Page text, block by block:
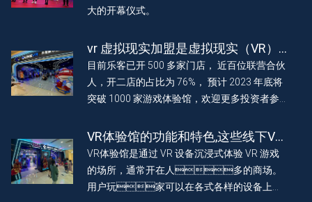
大的开幕仪式。
vr 虚拟现实加盟是虚拟现实（VR）
技术的商业化突破点吗？
目前乐客已开 500 多家门店， 近百位联营合伙
人，开二店的占比为 76%， 预计 2023 年底将
突破 1000 家游戏体验馆，欢迎更多投资者参
营”大计。
VR体验馆的功能和特色,这些线下VR
体验馆你去过吗?
VR体验馆是通过 VR 设备沉浸式体验 VR 游戏
的场所，通常开在人多的商场。
用户玩家可以在各式各样的设备上畅